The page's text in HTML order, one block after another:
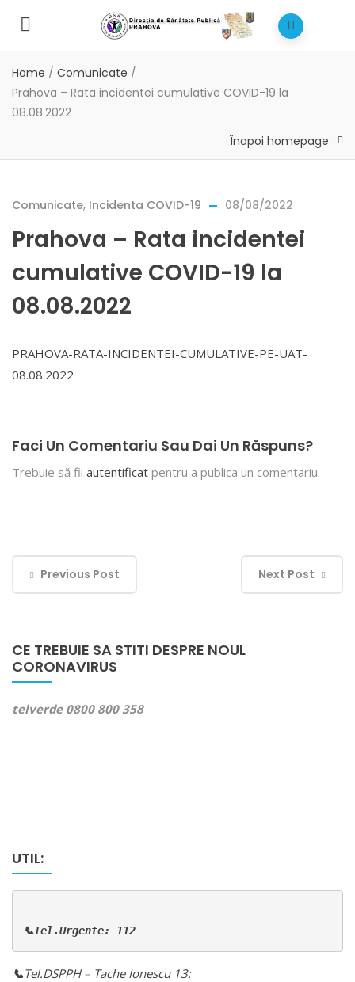
Home / Comunicate /
Prahova – Rata incidentei cumulative COVID-19 la
08.08.2022
Înapoi homepage
Comunicate, Incidenta COVID-19 08/08/2022
Prahova – Rata incidentei
cumulative COVID-19 la
08.08.2022
PRAHOVA-RATA-INCIDENTEI-CUMULATIVE-PE-UAT-
08.08.2022
Faci Un Comentariu Sau Dai Un Răspuns?
Trebuie să fii autentificat pentru a publica un comentariu.
Previous Post Next Post
CE TREBUIE SA STITI DESPRE NOUL
CORONAVIRUS
telverde 0800 800 358
UTIL:
📞Tel.Urgente: 112
📞Tel.DSPPH – Tache Ionescu 13: